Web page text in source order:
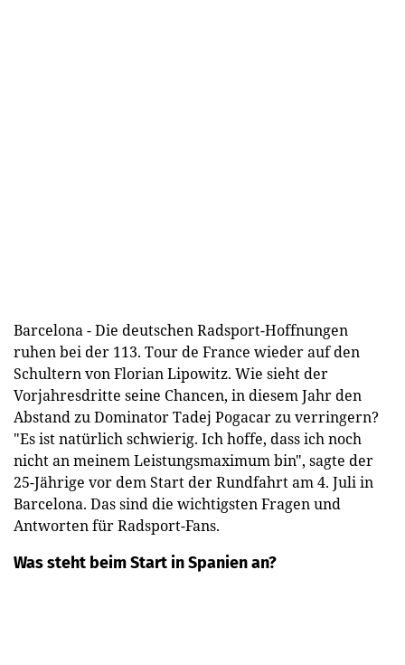
Barcelona - Die deutschen Radsport-Hoffnungen
ruhen bei der 113. Tour de France wieder auf den
Schultern von Florian Lipowitz. Wie sieht der
Vorjahresdritte seine Chancen, in diesem Jahr den
Abstand zu Dominator Tadej Pogacar zu verringern?
"Es ist natürlich schwierig. Ich hoffe, dass ich noch
nicht an meinem Leistungsmaximum bin", sagte der
25-Jährige vor dem Start der Rundfahrt am 4. Juli in
Barcelona. Das sind die wichtigsten Fragen und
Antworten für Radsport-Fans.
Was steht beim Start in Spanien an?